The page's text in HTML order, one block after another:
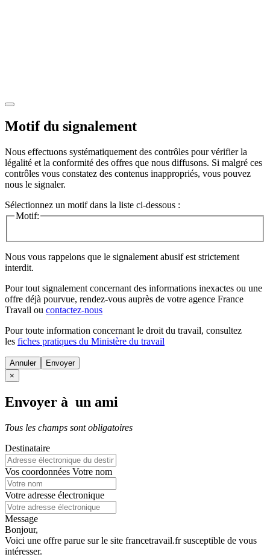
Motif du signalement
Nous effectuons systématiquement des contrôles pour vérifier la
légalité et la conformité des offres que nous diffusons. Si malgré ces
contrôles vous constatez des contenus inappropriés, vous pouvez
nous le signaler.
Sélectionnez un motif dans la liste ci-dessous :
Motif:
Nous vous rappelons que le signalement abusif est strictement
interdit.
Pour tout signalement concernant des informations inexactes ou une
offre déjà pourvue, rendez-vous auprès de votre agence France
Travail ou contactez-nous
Pour toute information concernant le droit du travail, consultez
les fiches pratiques du Ministère du travail
Annuler
×
Envoyer à un ami
Tous les champs sont obligatoires
Destinataire
Vos coordonnées Votre nom
Votre adresse électronique
Message
Bonjour,
Voici une offre parue sur le site francetravail.fr susceptible de vous
intéresser.